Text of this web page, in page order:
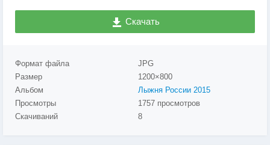
Скачать
Формат файла
JPG
Размер
1200×800
Альбом
Лыжня России 2015
Просмотры
1757 просмотров
Скачиваний
8